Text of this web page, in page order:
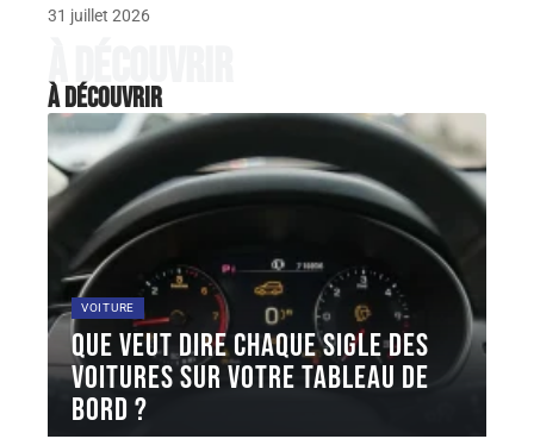
31 juillet 2026
À découvrir
À découvrir
VOITURE
Que veut dire chaque sigle des
voitures sur votre tableau de
bord ?